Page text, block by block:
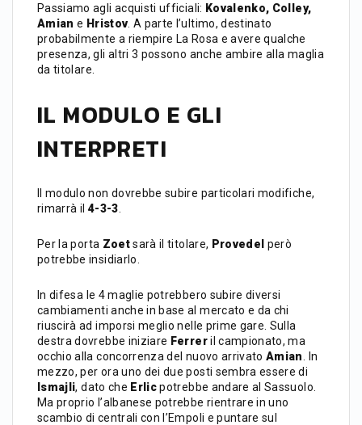
Passiamo agli acquisti ufficiali: Kovalenko, Colley,
Amian e Hristov. A parte l’ultimo, destinato
probabilmente a riempire La Rosa e avere qualche
presenza, gli altri 3 possono anche ambire alla maglia
da titolare.
IL MODULO E GLI
INTERPRETI
Il modulo non dovrebbe subire particolari modifiche,
rimarrà il 4-3-3
Per la porta Zoetsarà il titolare, Provedel però
potrebbe insidiarlo.
In difesa le 4 maglie potrebbero subire diversi
cambiamenti anche in base al mercato e da chi
riuscirà ad imporsi meglio nelle prime gare. Sulla
destra dovrebbe iniziare Ferreril campionato, ma
occhio alla concorrenza del nuovo arrivatoAmian . In
mezzo, per ora uno dei due posti sembra essere di
Ismajli, dato che Erlicpotrebbe andare al Sassuolo.
Ma proprio l’albanese potrebbe rientrare in uno
scambio di centrali con l’Empoli e puntare sul